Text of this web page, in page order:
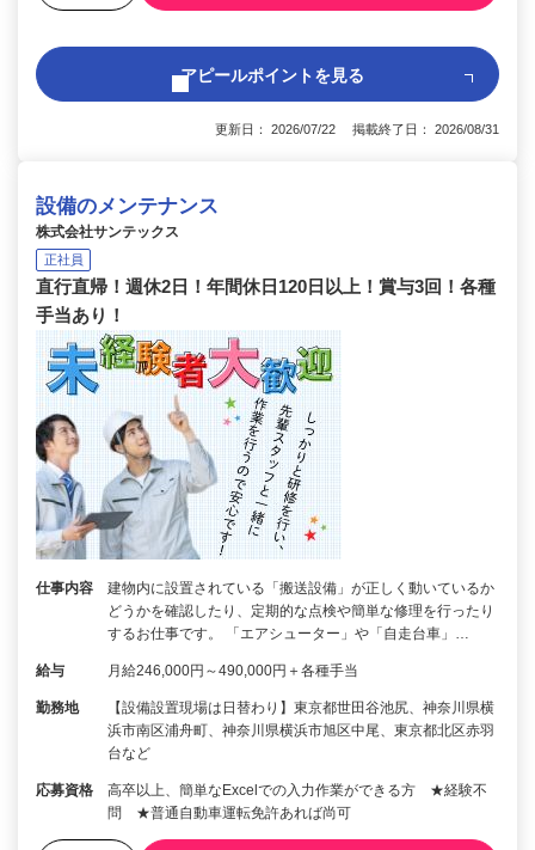
アピールポイントを見る
更新日： 2026/07/22 掲載終了日： 2026/08/31
設備のメンテナンス
株式会社サンテックス
正社員
直行直帰！週休2日！年間休日120日以上！賞与3回！各種
手当あり！
仕事内容
建物内に設置されている「搬送設備」が正しく動いているか
どうかを確認したり、定期的な点検や簡単な修理を行ったり
するお仕事です。 「エアシューター」や「自走台車」…
給与 月給246,000円～490,000円＋各種手当
勤務地
【設備設置現場は日替わり】東京都世田谷池尻、神奈川県横
浜市南区浦舟町、神奈川県横浜市旭区中尾、東京都北区赤羽
台など
応募資格
高卒以上、簡単なExcelでの入力作業ができる方 ★経験不
問 ★普通自動車運転免許あれば尚可